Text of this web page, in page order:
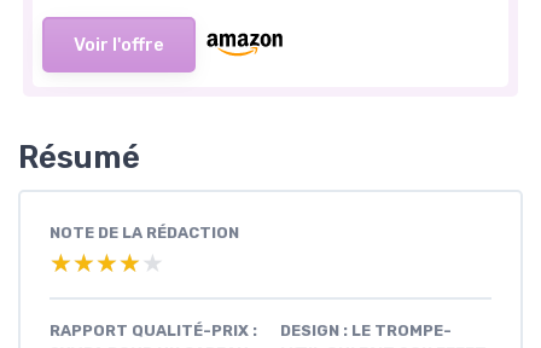
Voir l'offre
Résumé
NOTE DE LA RÉDACTION
★★★★★
★★★★★
RAPPORT QUALITÉ-PRIX :
DESIGN : LE TROMPE-